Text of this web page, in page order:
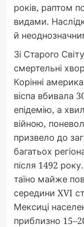
років, раптом
видами.
й
Зі Старого
смертельні
Корінні
віспа вбивала
епідемію, а
війною,
призвело до
багатьох
після 1492
таїно майже
середини XVI
Мексиці
приблизно